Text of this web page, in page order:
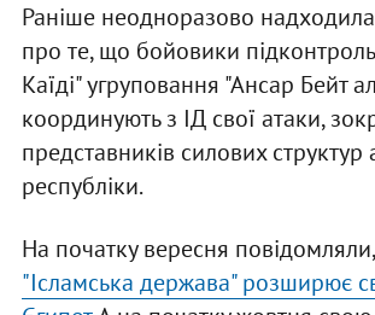
Раніше неодноразово
про те, що бойовики
Каїді" угруповання "Ансар Бейт
координують з ІД свої атаки,
представників силових структур
республіки.
На початку вересня
"Ісламська держава" розширює